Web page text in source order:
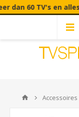
en alles van
Accessoires